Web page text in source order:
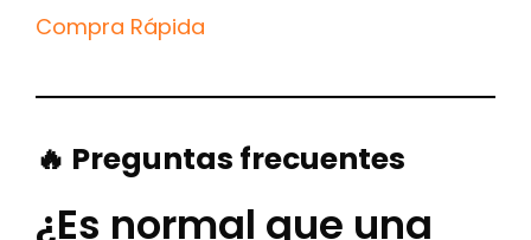
Compra Rápida
🔥 Preguntas frecuentes
¿Es normal que una